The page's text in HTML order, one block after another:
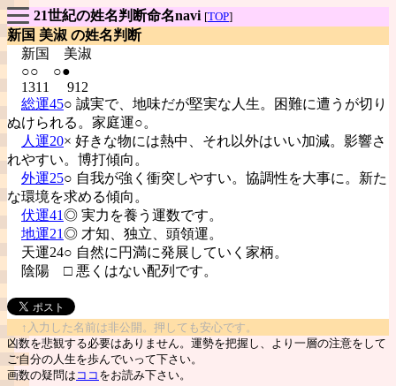
21世紀の姓名判断命名navi [TOP]
新国 美淑 の姓名判断
新国 美淑
○○ ○●
1311 912
総運45○ 誠実で、地味だが堅実な人生。困難に遭うが切り
ぬけられる。家庭運○。
人運20× 好きな物には熱中、それ以外はいい加減。影響さ
れやすい。博打傾向。
外運25○ 自我が強く衝突しやすい。協調性を大事に。新た
な環境を求める傾向。
伏運41◎ 実力を養う運数です。
地運21◎ 才知、独立、頭領運。
天運24○ 自然に円満に発展していく家柄。
陰陽 □ 悪くはない配列です。
↑入力した名前は非公開。押しても安心です。
凶数を悲観する必要はありません。運勢を把握し、より一層の注意をして
ご自分の人生を歩んでいって下さい。
画数の疑問は ココ をお読み下さい。